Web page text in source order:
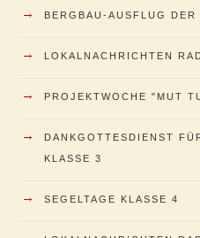
→ BERGBAU-AUSFLUG DER
→ LOKALNACHRICHTEN
→ PROJEKTWOCHE "MUT
→
DANKGOTTESDIENST
KLASSE 3
→ SEGELTAGE KLASSE 4